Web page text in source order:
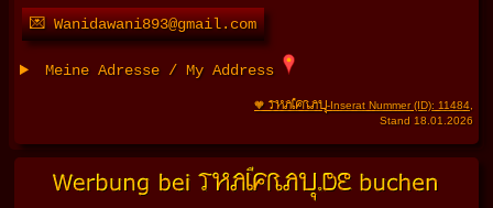
💌 Wanidawani893@gmail.com
Meine Adresse / My Address
🧡 THAIFRAU-Inserat Nummer (ID): 11484
Stand 18.01.2026